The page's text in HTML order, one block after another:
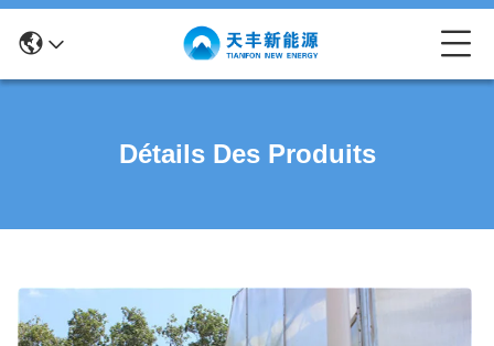
Détails Des Produits